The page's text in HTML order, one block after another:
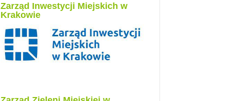
Zarząd Inwestycji Miejskich w
Krakowie